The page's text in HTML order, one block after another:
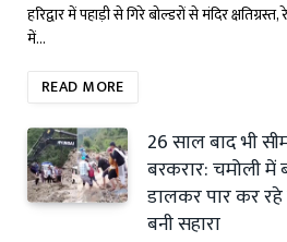
हरिद्वार में पहाड़ी से गिरे बोल्डरों से मंदिर
में…
READ MORE
26 साल बाद भी
बरकरार: चमोली
डालकर पार कर
बनी सहारा